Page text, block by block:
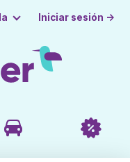
Iniciar sesión →